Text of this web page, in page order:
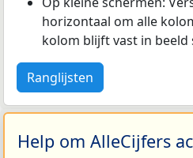
horizontaal om alle
kolom blijft vast in beeld
Ranglijsten
Help om AlleCijfers